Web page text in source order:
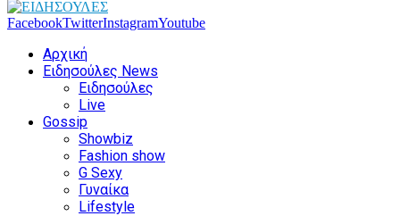
FacebookTwitterInstagramYoutube
Αρχική
Ειδησούλες News
Ειδησούλες
Live
Gossip
Showbiz
Fashion show
G Sexy
Γυναίκα
Lifestyle